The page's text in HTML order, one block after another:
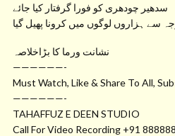
سدھیر چودھری کو فورا گرفتار کیا جائے
سے ہزاروں لوگوں میں کرونا پھیل گیا
نشانت ورما کا بڑاخلاصہ
——————-
Must Watch, Like & Share To All,
——————-
TAHAFFUZ E DEEN STUDIO
Call For Video Recording +91